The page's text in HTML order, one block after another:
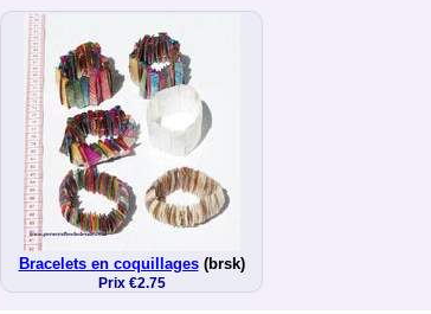
Bracelets en coquillages(brsk)
Prix €2.75